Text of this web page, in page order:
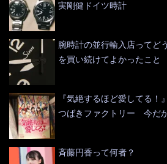
実剛健ドイツ時計
腕時計の並行輸入店って
を買い続けてよかったこと
『気絶するほど愛してる
つばきファクトリー 今だ
斉藤円香って何者？